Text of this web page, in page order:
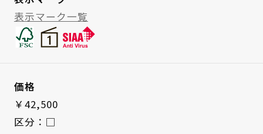
表示マーク一覧
価格
￥42,500
区分：□